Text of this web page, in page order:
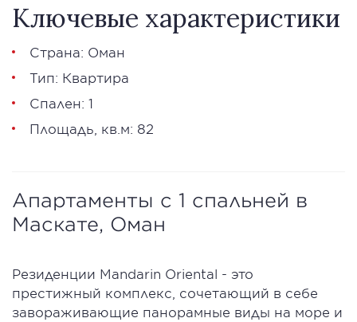
Ключевые характеристики
Страна: Оман
Тип: Квартира
Спален: 1
Площадь, кв.м: 82
Апартаменты с 1 спальней в
Маскате, Оман
Резиденции Mandarin Oriental - это
престижный комплекс, сочетающий в себе
завораживающие панорамные виды на море и